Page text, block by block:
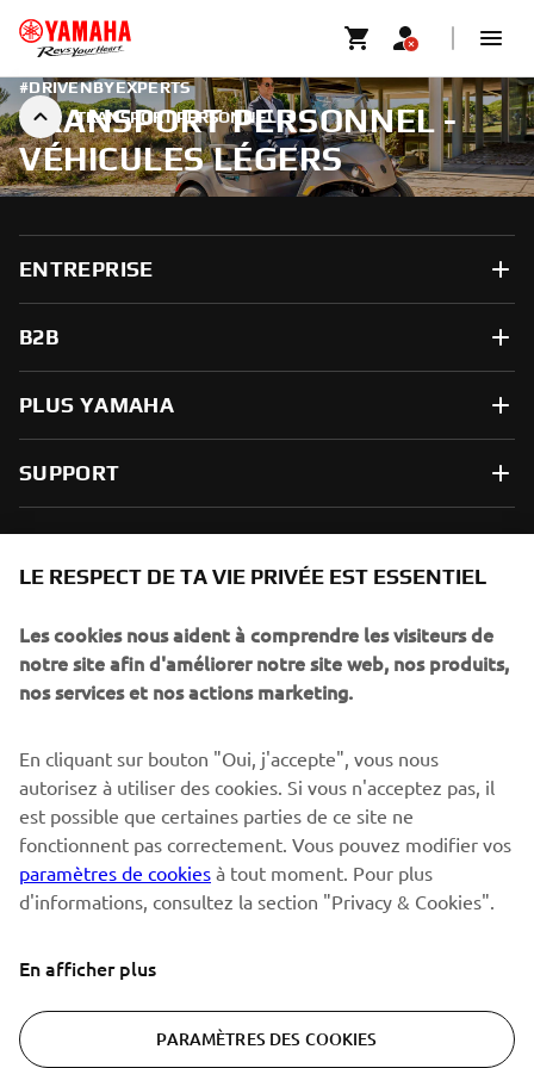
TRANSPORT PERSONNEL
#DRIVENBYEXPERTS
TRANSPORT PERSONNEL -
VÉHICULES LÉGERS
ENTREPRISE
B2B
PLUS YAMAHA
SUPPORT
spéciaux, les lancements de produits, etc.
S'ABONNER
Lisez notre politique de confidentialité pour savoir comment
nous traitons vos données personnelles : Politique de
Confidentialité
LE RESPECT DE TA VIE PRIVÉE EST ESSENTIEL
Les cookies nous aident à comprendre les visiteurs de
notre site afin d'améliorer notre site web, nos produits,
nos services et nos actions marketing.
En cliquant sur bouton "Oui, j'accepte", vous nous
autorisez à utiliser des cookies. Si vous n'acceptez pas, il
est possible que certaines parties de ce site ne
fonctionnent pas correctement. Vous pouvez modifier vos
paramètres de cookies à tout moment. Pour plus
d'informations, consultez la section "Privacy & Cookies".
En afficher plus
PARAMÈTRES DES COOKIES